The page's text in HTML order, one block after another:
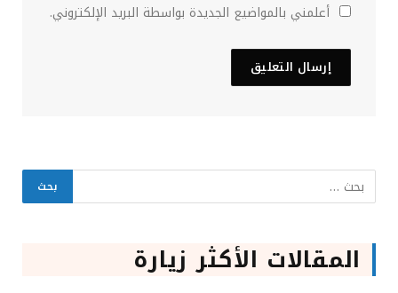
أعلمني بالمواضيع الجديدة بواسطة البريد الإلكتروني.
المقالات الأكثر زيارة